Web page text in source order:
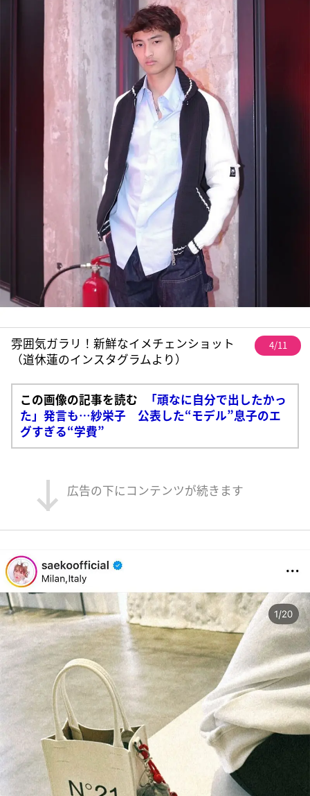
雰囲気ガラリ！新鮮なイメチェンショット
（道休蓮のインスタグラムより）
4/11
この画像の記事を読む
「頑なに自分で出したかっ
た」発言も…紗栄子 公表した“モデル”息子のエ
グすぎる“学費”
広告の下にコンテンツが続きます